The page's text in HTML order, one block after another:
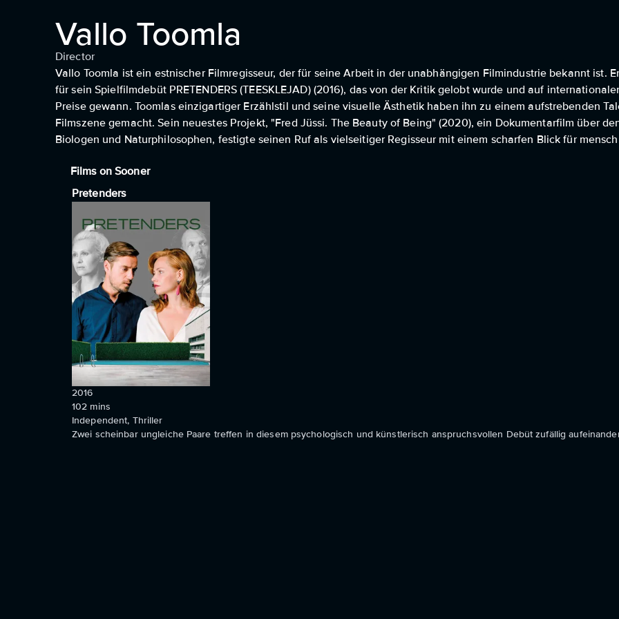
Vallo Toomla
Director
Vallo Toomla ist ein estnischer Filmregisseur, der für seine Arbeit in der unabhängigen Filmindustrie bekannt ist.
für sein Spielfilmdebüt PRETENDERS (TEESKLEJAD) (2016), das von der Kritik gelobt wurde und auf
Preise gewann. Toomlas einzigartiger Erzählstil und seine visuelle Ästhetik haben ihn zu einem aufstrebenden
Filmszene gemacht. Sein neuestes Projekt, "Fred Jüssi. The Beauty of Being" (2020), ein Dokumentarfilm über
Biologen und Naturphilosophen, festigte seinen Ruf als vielseitiger Regisseur mit einem scharfen Blick für
Films on Sooner
Pretenders
2016
102 mins
Independent, Thriller
Zwei scheinbar ungleiche Paare treffen in diesem psychologisch und künstlerisch anspruchsvollen Debüt zufällig